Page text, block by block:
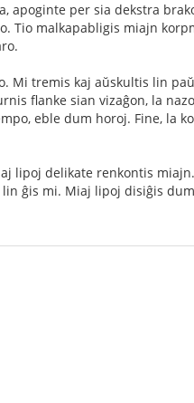
per sia dekstra
Tio malkapabligis miajn
Mi tremis kaj aŭskultis lin
flanke sian vizaĝon, la
eble dum horoj. Fine, la
lipoj delikate renkontis
ĝis mi. Miaj lipoj disiĝis